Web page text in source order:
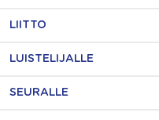
LIITTO
LUISTELIJALLE
SEURALLE